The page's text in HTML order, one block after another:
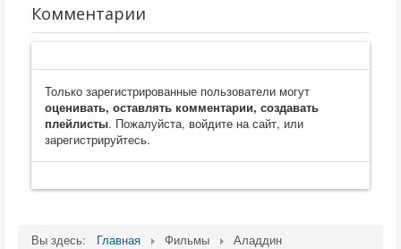
Комментарии
Только зарегистрированные пользователи могут
оценивать, оставлять комментарии, создавать
плейлисты. Пожалуйста, войдите на сайт, или
зарегистрируйтесь.
Вы здесь: Главная Фильмы Аладдин